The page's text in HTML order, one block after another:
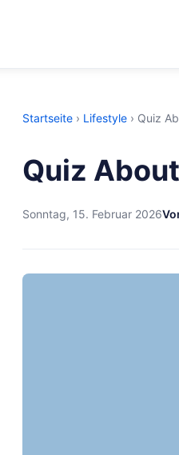
Startseite › Lifestyle › Quiz
Quiz
Sonntag, 15. Februar 2026